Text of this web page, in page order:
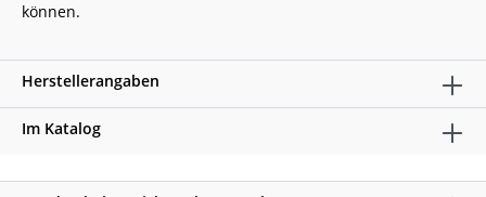
können.
Herstellerangaben
Im Katalog